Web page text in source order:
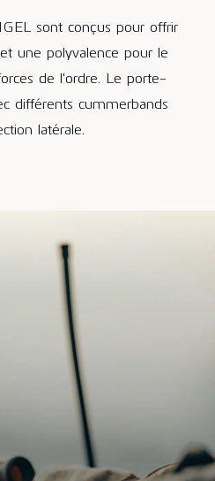
sont conçus pour offrir
une polyvalence pour le
de l'ordre. Le porte-
différents cummerbands
latérale.